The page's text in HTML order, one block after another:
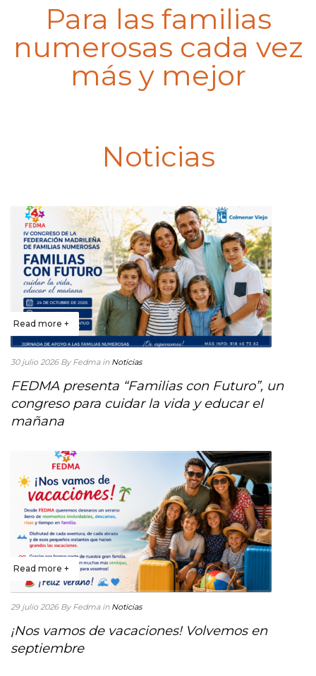
Para las familias
numerosas cada vez
más y mejor
Noticias
Read more +
30 julio 2026 By Fedma in Noticias
FEDMA presenta “Familias con Futuro”, un
congreso para cuidar la vida y educar el
mañana
Read more +
29 julio 2026 By Fedma in Noticias
¡Nos vamos de vacaciones! Volvemos en
septiembre